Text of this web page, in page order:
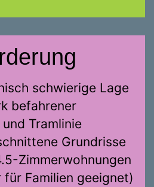
schwierige Lage
befahrener
Tramlinie
Grundrisse
Zimmerwohnungen
für Familien geeignet)